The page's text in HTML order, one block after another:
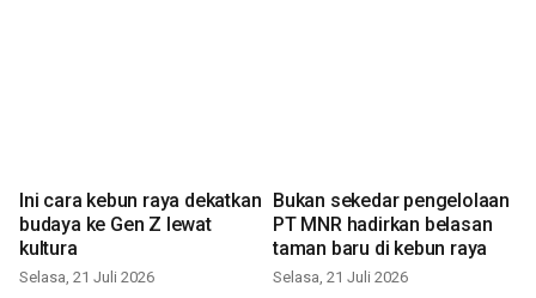
Ini cara kebun raya dekatkan
budaya ke Gen Z lewat
kultura
Selasa, 21 Juli 2026
Bukan sekedar pengelolaan
PT MNR hadirkan belasan
taman baru di kebun raya
Selasa, 21 Juli 2026